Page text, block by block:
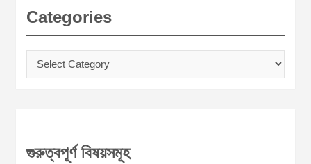
Categories
Categories
গুরুত্বপূর্ণ বিষয়সমূহ